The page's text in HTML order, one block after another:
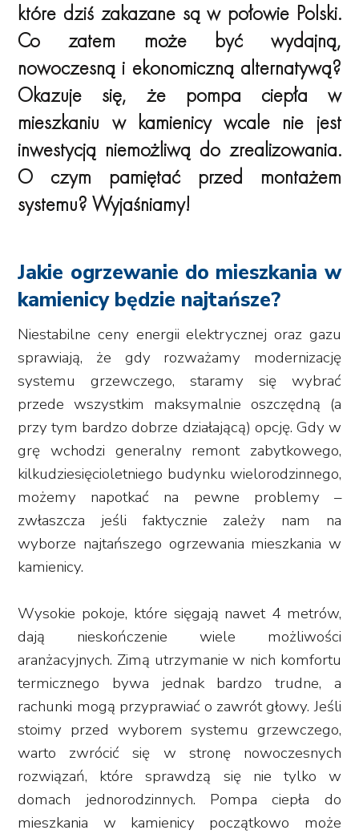
które dziś zakazane są w połowie Polski.
Co zatem może być wydajną,
nowoczesną i ekonomiczną alternatywą?
Okazuje się, że pompa ciepła w
mieszkaniu w kamienicy wcale nie jest
inwestycją niemożliwą do zrealizowania.
O czym pamiętać przed montażem
systemu? Wyjaśniamy!
Jakie ogrzewanie do mieszkania w
kamienicy będzie najtańsze?
Niestabilne ceny energii elektrycznej oraz gazu
sprawiają, że gdy rozważamy modernizację
systemu grzewczego, staramy się wybrać
przede wszystkim maksymalnie oszczędną (a
przy tym bardzo dobrze działającą) opcję. Gdy w
grę wchodzi generalny remont zabytkowego,
kilkudziesięcioletniego budynku wielorodzinnego,
możemy napotkać na pewne problemy –
zwłaszcza jeśli faktycznie zależy nam na
wyborze najtańszego ogrzewania mieszkania w
kamienicy.
Wysokie pokoje, które sięgają nawet 4 metrów,
dają nieskończenie wiele możliwości
aranżacyjnych. Zimą utrzymanie w nich komfortu
termicznego bywa jednak bardzo trudne, a
rachunki mogą przyprawiać o zawrót głowy. Jeśli
stoimy przed wyborem systemu grzewczego,
warto zwrócić się w stronę nowoczesnych
rozwiązań, które sprawdzą się nie tylko w
domach jednorodzinnych. Pompa ciepła do
mieszkania w kamienicy początkowo może